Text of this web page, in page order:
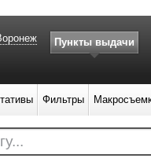
Пункты выдачи
Фильтры